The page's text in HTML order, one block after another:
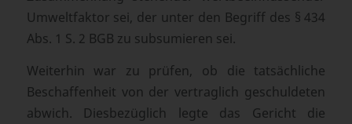
Umweltfaktor sei, der unter den Begriff des § 434
Abs. 1 S. 2 BGB zu subsumieren sei.
Weiterhin war zu prüfen, ob die tatsächliche
Beschaffenheit von der vertraglich geschuldeten
abwich. Diesbezüglich legte das Gericht die